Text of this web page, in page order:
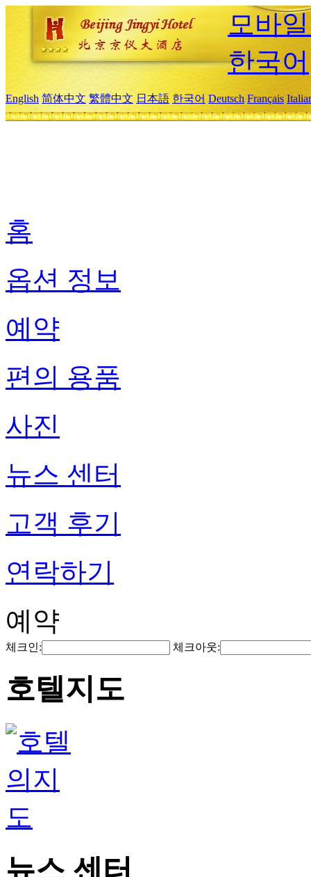
모바
한국어
English 简体中文 繁體中文 日本語 한국어 Deutsch Français
홈
옵션 정보
예약
편의 용품
사진
뉴스 센터
고객 후기
연락하기
예약
체크인: 체크아웃:
호텔지도
뉴스 센터